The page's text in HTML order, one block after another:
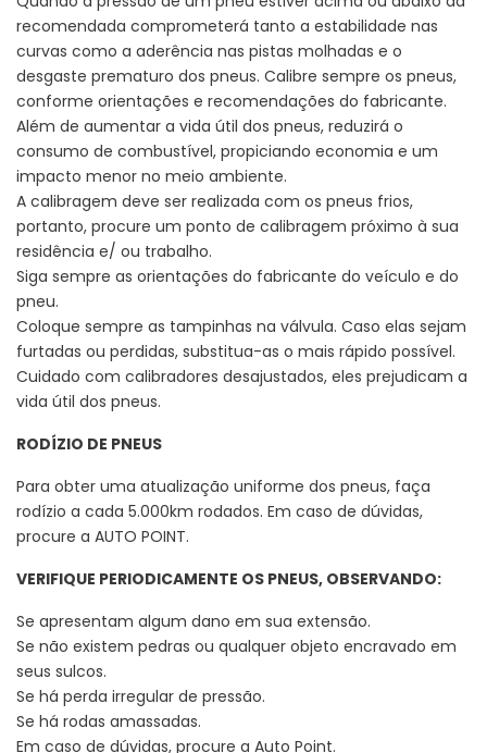
recomendada comprometerá tanto a estabilidade nas
curvas como a aderência nas pistas molhadas e o
desgaste prematuro dos pneus. Calibre sempre os pneus,
conforme orientações e recomendações do fabricante.
Além de aumentar a vida útil dos pneus, reduzirá o
consumo de combustível, propiciando economia e um
impacto menor no meio ambiente.
A calibragem deve ser realizada com os pneus frios,
portanto, procure um ponto de calibragem próximo à sua
residência e/ ou trabalho.
Siga sempre as orientações do fabricante do veículo e do
pneu.
Coloque sempre as tampinhas na válvula. Caso elas sejam
furtadas ou perdidas, substitua-as o mais rápido possível.
Cuidado com calibradores desajustados, eles prejudicam a
vida útil dos pneus.
RODÍZIO DE PNEUS
Para obter uma atualização uniforme dos pneus, faça
rodízio a cada 5.000km rodados. Em caso de dúvidas,
procure a AUTO POINT.
VERIFIQUE PERIODICAMENTE OS PNEUS, OBSERVANDO:
Se apresentam algum dano em sua extensão.
Se não existem pedras ou qualquer objeto encravado em
seus sulcos.
Se há perda irregular de pressão.
Se há rodas amassadas.
Em caso de dúvidas, procure a Auto Point.